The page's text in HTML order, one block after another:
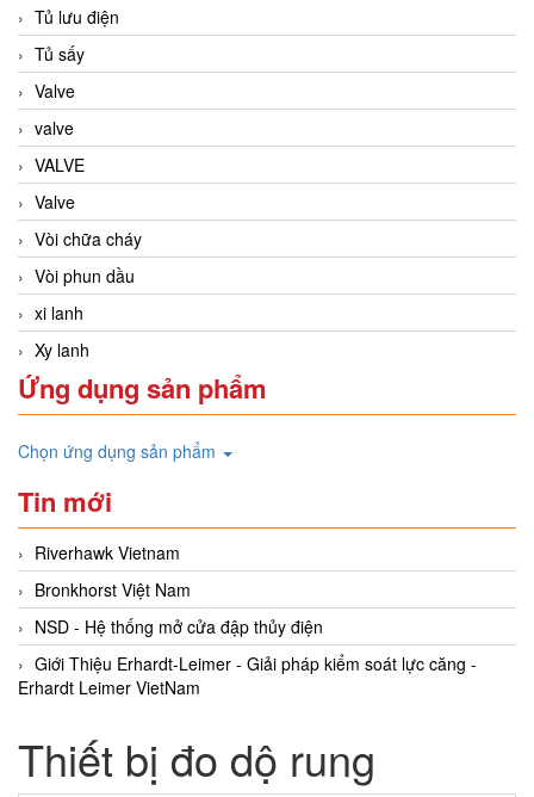
Tủ lưu điện
Tủ sấy
Valve
valve
VALVE
Valve
Vòi chữa cháy
Vòi phun dầu
xi lanh
Xy lanh
Ứng dụng sản phẩm
Chọn ứng dụng sản phẩm
Tin mới
Riverhawk Vietnam
Bronkhorst Việt Nam
NSD - Hệ thống mở cửa đập thủy điện
Giới Thiệu Erhardt-Leimer - Giải pháp kiểm soát lực căng -
Erhardt Leimer VietNam
Thiết bị đo dộ rung